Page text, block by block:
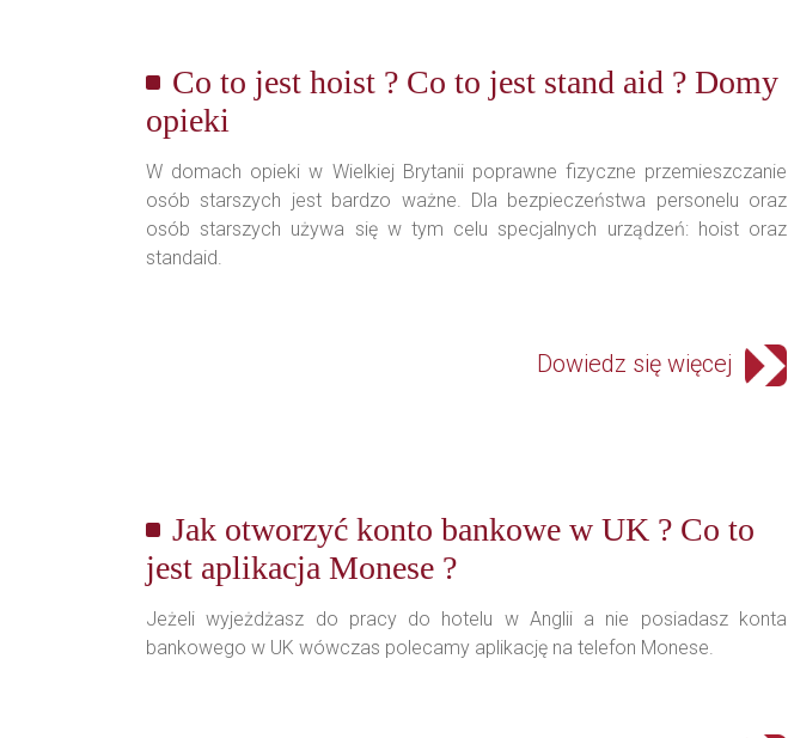
Co to jest hoist ? Co to jest stand aid ? Domy
opieki
W domach opieki w Wielkiej Brytanii poprawne fizyczne przemieszczanie
osób starszych jest bardzo ważne. Dla bezpieczeństwa personelu oraz
osób starszych używa się w tym celu specjalnych urządzeń: hoist oraz
standaid.
Dowiedz się więcej
Jak otworzyć konto bankowe w UK ? Co to
jest aplikacja Monese ?
Jeżeli wyjeżdżasz do pracy do hotelu w Anglii a nie posiadasz konta
bankowego w UK wówczas polecamy aplikację na telefon Monese.